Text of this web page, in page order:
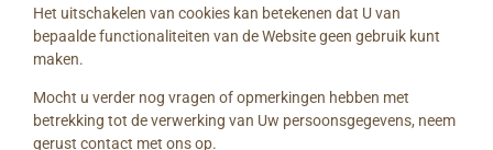
Het uitschakelen van cookies kan betekenen dat U van
bepaalde functionaliteiten van de Website geen gebruik kunt
maken.
Mocht u verder nog vragen of opmerkingen hebben met
betrekking tot de verwerking van Uw persoonsgegevens, neem
gerust contact met ons op.